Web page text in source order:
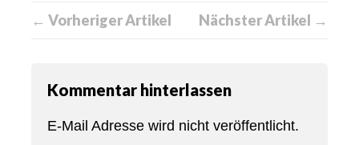
← Vorheriger Artikel Nächster Artikel →
Kommentar hinterlassen
E-Mail Adresse wird nicht veröffentlicht.